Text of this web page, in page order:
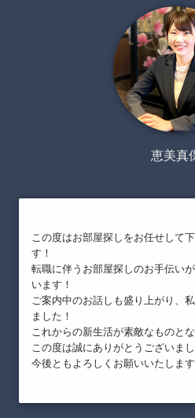
恵美真
この度はお部屋探しをお任せして
す！
転職に伴うお部屋探しのお手伝い
います！
ご案内中のお話しも盛り上がり、
ました！
これからの新生活が素敵なものと
この度は誠にありがとうございまし
今後ともよろしくお願いいたします